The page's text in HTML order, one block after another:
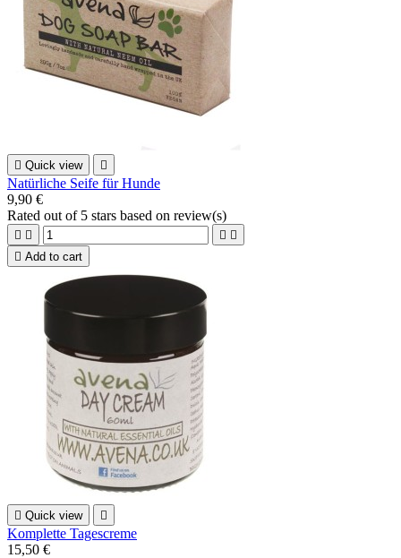
 Quick view 
Natürliche Seife für Hunde
9,90 €
Rated out of 5 stars based on review(s)
   
 Add to cart
 Quick view 
Komplette Tagescreme
15,50 €